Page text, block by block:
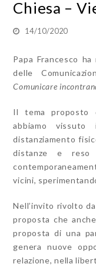
Chiesa –
14/10/2020
Papa Francesco
delle
Comunicare
Il tema proposto
abbiamo
distanziamento
distanze e
vicini,
Nell’invito rivolto da
proposta che
proposta di una
genera nuove
relazione, nella